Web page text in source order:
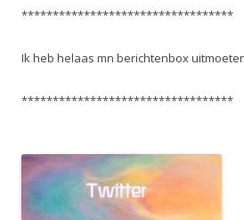
**********************************
Ik heb helaas mn berichtenbox
**********************************